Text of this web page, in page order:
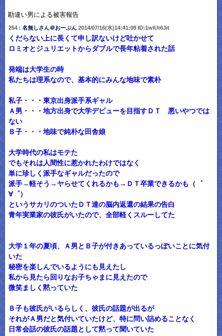
勘違い男による被害報告
254 : 名無しさん＠おーぷん2014/07/16(水)14:41:09 ID:1wIUt6Jit
くだらない上に長くて申し訳ないけど吐かせて
ロミオとジュリエットからダブルで長年粘着された話
発端は大学生の時
私たちは理系なので、基本的にみんな地味で素朴
私子・・・東京出身派手系ギャル
Ａ男・・・地方出身で大学デビューを目指すＤＴ 悪いやつでは
ない
Ｂ子・・・地味で純朴な田舎娘
大学時代の私はモテた
でもそれは人間性に惹かれたわけではなく
単に珍しく派手なギャルだったので
派手→軽そう→ヤらせてくれるかも→ＤＴ卒業できるかも（゜
∀゜）
というサカリのついたＤＴ達の脳内返還の結果の告白
青年実業家の彼氏がいたので、全部軽くスルーしてた
大学１年の夏頃、Ａ男とＢ子が付きあっているっぽいことに気付
いた
秘密を楽しんでいるようにも見えたし
私から見たら回りなお子ちゃまに見えたので
微笑ましく黙っていた
Ｂ子も彼氏がいるらしく、彼氏の話題が出るが
それがＡ男だと気付いていたけど、特に問い詰めることなく
日常会話の彼氏の話題として黙って聞いていた